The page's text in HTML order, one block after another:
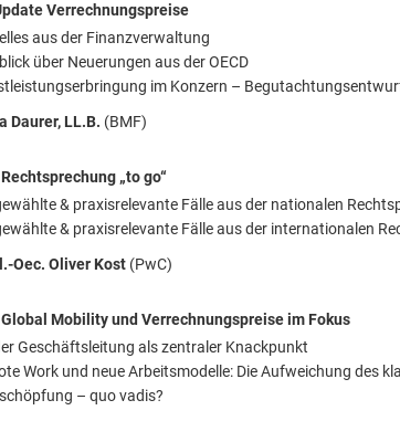
Verrechnungspreise
aus der Finanzverwaltung
über Neuerungen aus der OECD
im Konzern – Begutachtungsentwurf
Daurer, LL.B. (BMF)
„to go“
& praxisrelevante Fälle aus der nationalen
& praxisrelevante Fälle aus der internationalen
Oec. Oliver Kost (PwC)
Global Mobility und Verrechnungspreise im Fokus
Geschäftsleitung als zentraler Knackpunkt
Work und neue Arbeitsmodelle: Die Aufweichung des
– quo vadis?